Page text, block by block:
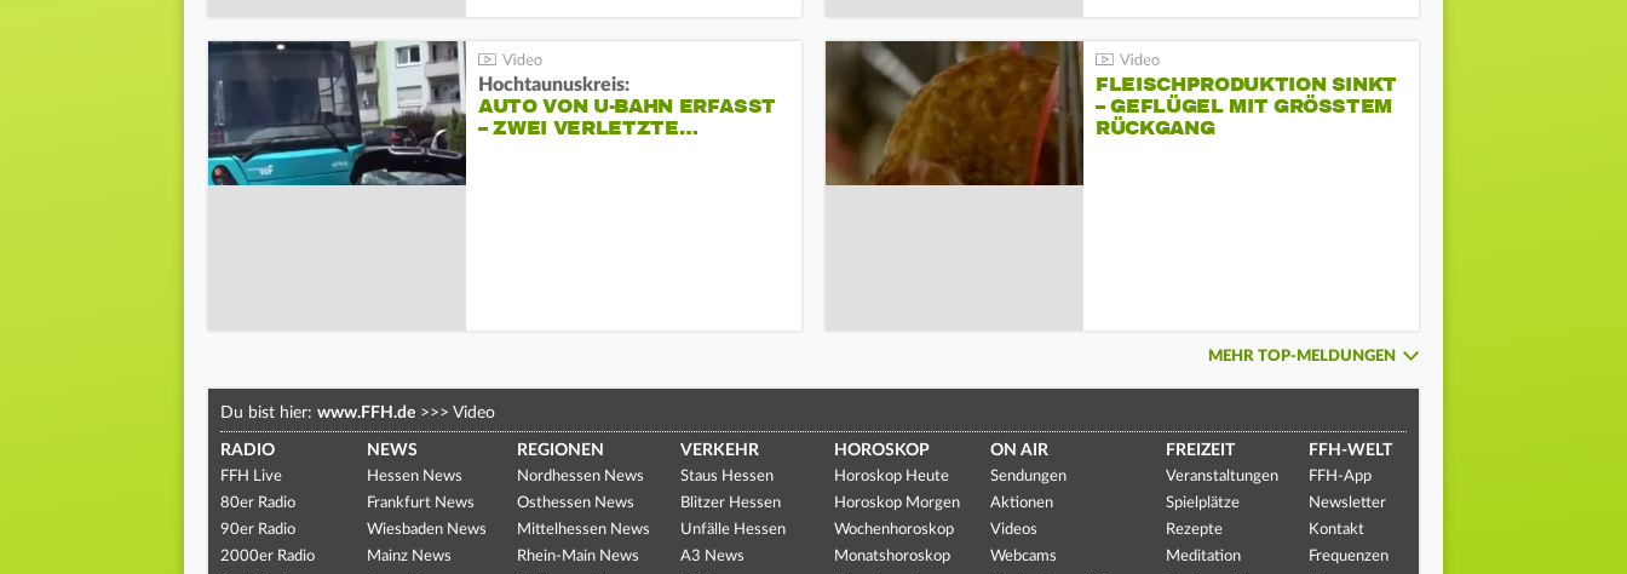
Hochtaunuskreis:
AUTO VON U-BAHN ERFASST
– ZWEI VERLETZTE…
FLEISCHPRODUKTION SINKT
– GEFLÜGEL MIT GRÖSSTEM R
ÜCKGANG
MEHR TOP-MELDUNGEN
Du bist hier: www.FFH.de >>> Video
RADIO
FFH Live
80er Radio
90er Radio
2000er Radio
NEWS
Hessen News
Frankfurt News
Wiesbaden News
Mainz News
REGIONEN
Nordhessen News
Osthessen News
Mittelhessen News
Rhein-Main News
VERKEHR
Staus Hessen
Blitzer Hessen
Unfälle Hessen
A3 News
HOROSKOP
Horoskop Heute
Horoskop Morgen
Wochenhoroskop
Monatshoroskop
ON AIR
Sendungen
Aktionen
Videos
Webcams
FREIZEIT
Veranstaltungen
Spielplätze
Rezepte
Meditation
FFH-WELT
FFH-App
Newsletter
Kontakt
Frequenzen